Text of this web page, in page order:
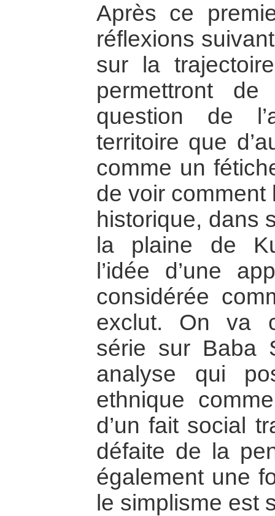
Après ce
réflexions
sur la
permettront
question de
territoire que
comme un
de voir comment
historique, dans
la plaine de
l’idée d’une
considérée
exclut. On va
série sur Baba
analyse qui
ethnique
d’un fait social
défaite de la
également une
le simplisme est